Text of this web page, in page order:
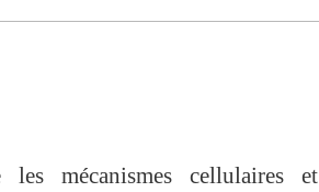
mécanismes cellulaires et